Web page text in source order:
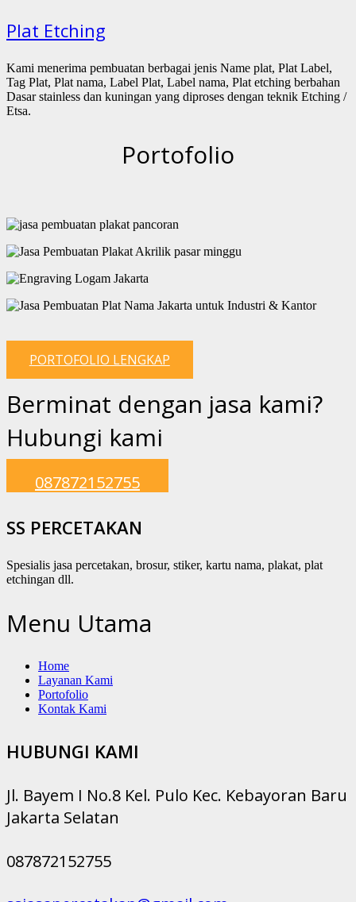
Plat Etching
Kami menerima pembuatan berbagai jenis Name plat, Plat Label,
Tag Plat, Plat nama, Label Plat, Label nama, Plat etching berbahan
Dasar stainless dan kuningan yang diproses dengan teknik Etching /
Etsa.
Portofolio
PORTOFOLIO LENGKAP
Berminat dengan jasa kami?
Hubungi kami
087872152755
SS PERCETAKAN
Spesialis jasa percetakan, brosur, stiker, kartu nama, plakat, plat
etchingan dll.
Menu Utama
Home
Layanan Kami
Portofolio
Kontak Kami
HUBUNGI KAMI
Jl. Bayem I No.8 Kel. Pulo Kec. Kebayoran Baru
Jakarta Selatan
087872152755